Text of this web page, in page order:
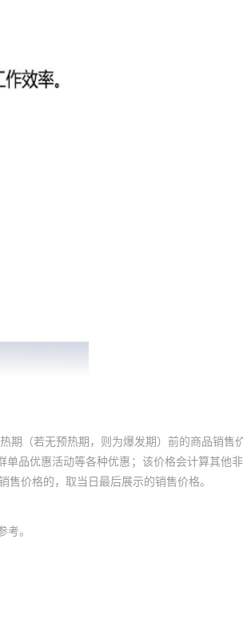
期（若无预热期，则为爆发期）前的商品销售
品优惠活动等各种优惠；该价格会计算其他
价格的，取当日最后展示的销售价格。
。